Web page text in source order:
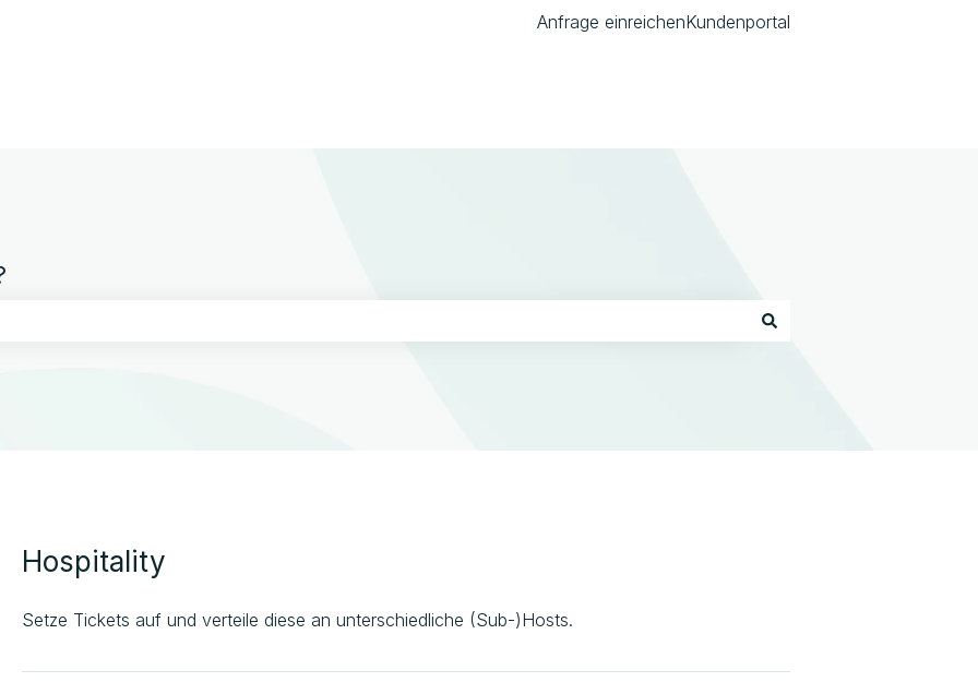
anzeigen Anfrage einreichenKundenportal
Hospitality
Setze Tickets auf und verteile diese an unterschiedliche (Sub-)Hosts.